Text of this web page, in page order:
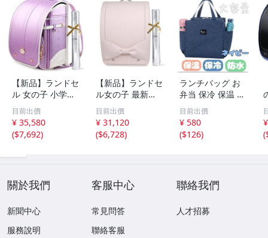
【新品】ランドセ
ル 女の子 小学生
通学カバン 高級
人工皮革＆パール
生地 反射材 刺繍
金属プレート・透
目前出價
¥ 35,580
($7,692)
【新品】ランドセ
ル女の子 最新ア
ナイスモデル ツ
ヤありパール生地
A4フラットファ
イル対応 軽量大
目前出價
¥ 31,120
($6,728)
ランチバッグ お
弁当 保冷 保温 防
水 大容量 機能完
備 ネイビー ミニ
トート
目前出價
¥ 580
($126)
(
關於我們
新聞中心
服務說明
客服中心
常見問答
聯絡客服
聯絡我們
人才招募